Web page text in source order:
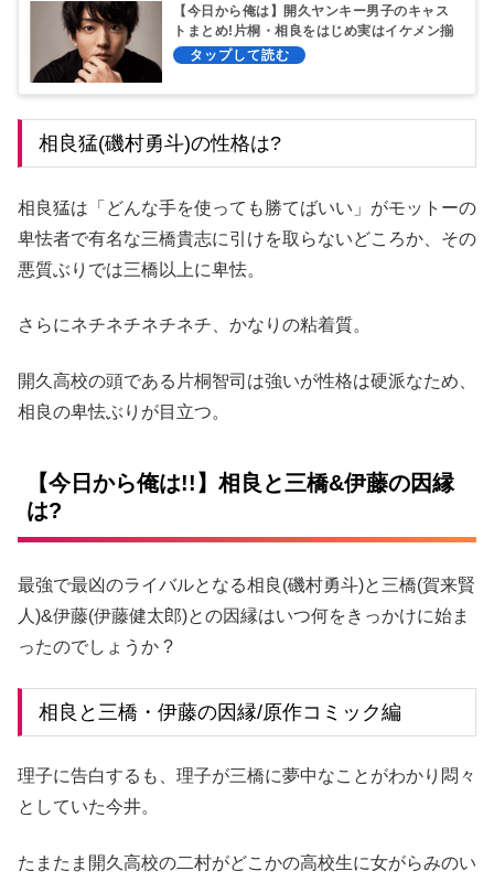
【今日から俺は】開久ヤンキー男子のキャス
トまとめ!片桐・相良をはじめ実はイケメン揃
い!?
相良猛(磯村勇斗)の性格は?
相良猛は「どんな手を使っても勝てばいい」がモットーの
卑怯者で有名な三橋貴志に引けを取らないどころか、その
悪質ぶりでは三橋以上に卑怯。
さらにネチネチネチネチ、かなりの粘着質。
開久高校の頭である片桐智司は強いが性格は硬派なため、
相良の卑怯ぶりが目立つ。
【今日から俺は!!】相良と三橋&伊藤の因縁
は?
最強で最凶のライバルとなる相良(磯村勇斗)と三橋(賀来賢
人)&伊藤(伊藤健太郎)との因縁はいつ何をきっかけに始ま
ったのでしょうか ?
相良と三橋・伊藤の因縁/原作コミック編
理子に告白するも、理子が三橋に夢中なことがわかり悶々
としていた今井。
たまたま開久高校の二村がどこかの高校生に女がらみのい